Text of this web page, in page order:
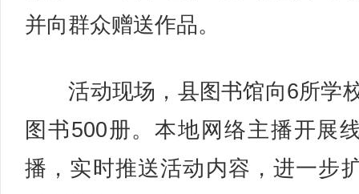
并向群众赠送作品。
活动现场，县图书馆向6所学
图书500册。本地网络主播开展
播，实时推送活动内容，进一步